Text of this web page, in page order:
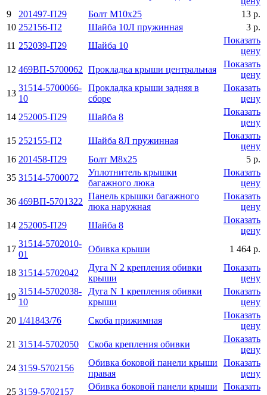
9
201497-П29 Болт М10х25
13 р.
10 252156-П2 Шайба 10Л пружинная
3 р.
11 252039-П29 Шайба 10
Показать
цену
12 469ВП-5700062 Прокладка крыши центральная
Показать
цену
13
31514-5700066-
10
Прокладка крыши задняя в
сборе
Показать
цену
14 252005-П29 Шайба 8
Показать
цену
15 252155-П2 Шайба 8Л пружинная
Показать
цену
16 201458-П29 Болт М8х25
5 р.
35 31514-5700072
Уплотнитель крышки
багажного люка
Показать
цену
36 469ВП-5701322
Панель крышки багажного
люка наружная
Показать
цену
14 252005-П29 Шайба 8
Показать
цену
17
31514-5702010-
01
Обивка крыши 1 464 р.
18 31514-5702042
Дуга N 2 крепления обивки
крыши
Показать
цену
19
31514-5702038-
10
Дуга N 1 крепления обивки
крыши
Показать
цену
20 1/41843/76 Скоба прижимная
Показать
цену
21 31514-5702050 Скоба крепления обивки
Показать
цену
24 3159-5702156
Обивка боковой панели крыши
правая
Показать
цену
25 3159-5702157
Обивка боковой панели крыши
Показать